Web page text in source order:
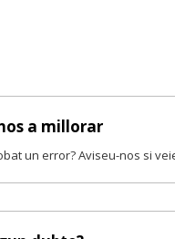
a millorar
un error? Aviseu-nos si